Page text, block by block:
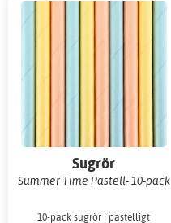
Sugrör
Summer Time Pastell- 10-pack
10-pack sugrör i pastelligt